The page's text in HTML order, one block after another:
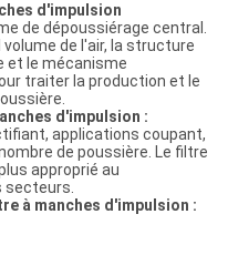
d'impulsion
de dépoussiérage central.
de l'air, la structure
et le mécanisme
traiter la production et le
d'impulsion :
applications coupant,
de poussière. Le filtre
approprié au
secteurs.
à manches d'impulsion :